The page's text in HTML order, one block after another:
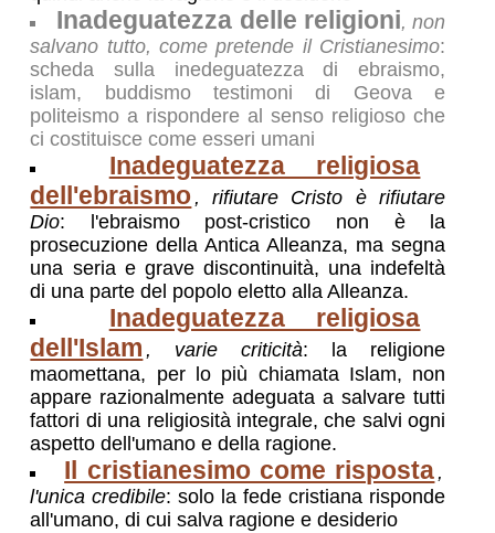
Inadeguatezza delle religioni, non
salvano tutto, come pretende il Cristianesimo:
scheda sulla inedeguatezza di ebraismo,
islam, buddismo testimoni di Geova e
politeismo a rispondere al senso religioso che
ci costituisce come esseri umani
Inadeguatezza religiosa
dell'ebraismo , rifiutare Cristo è rifiutare
Dio: l'ebraismo post-cristico non è la
prosecuzione della Antica Alleanza, ma segna
una seria e grave discontinuità, una indefeltà
di una parte del popolo eletto alla Alleanza.
Inadeguatezza religiosa
dell'Islam , varie criticità: la religione
maomettana, per lo più chiamata Islam, non
appare razionalmente adeguata a salvare tutti
fattori di una religiosità integrale, che salvi ogni
aspetto dell'umano e della ragione.
Il cristianesimo come risposta ,
l'unica credibile: solo la fede cristiana risponde
all'umano, di cui salva ragione e desiderio